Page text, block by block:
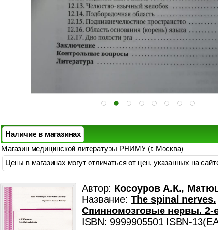
Наличие в магазинах
Магазин медицинской литературы РНИМУ (г. Москва)
Цены в магазинах могут отличаться от цен, указанных на
Автор: Косоуров А.К.,
Название: The spinal nerves.
Спинномозговые нервы. 2-
ISBN: 9999905501 ISBN-